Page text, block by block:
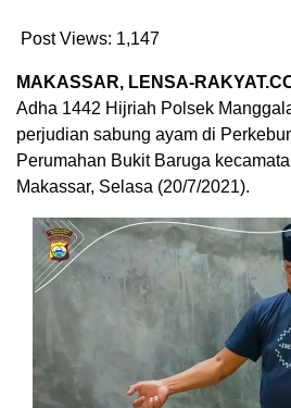
Post Views: 1,147
MAKASSAR, LENSA-
Adha 1442 Hijriah Polsek
perjudian sabung ayam di
Perumahan Bukit Baruga
Makassar, Selasa (20/7/2021).